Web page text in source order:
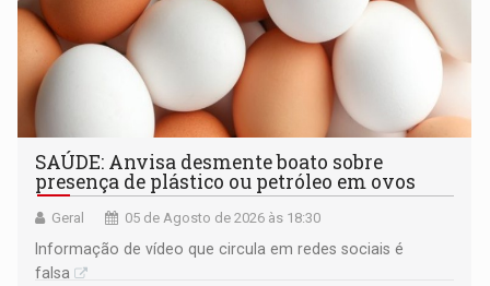
SAÚDE: Anvisa desmente boato sobre
presença de plástico ou petróleo em ovos
Geral 05 de Agosto de 2026 às 18:30
Informação de vídeo que circula em redes sociais é
falsa